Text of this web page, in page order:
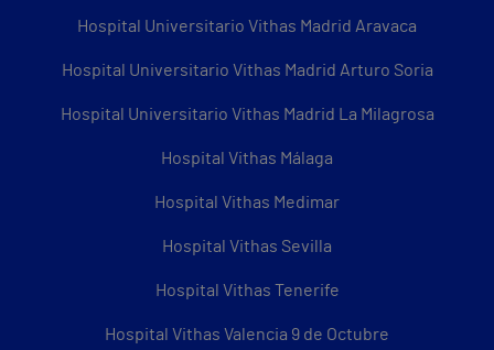
Hospital Universitario Vithas Madrid Aravaca
Hospital Universitario Vithas Madrid Arturo Soria
Hospital Universitario Vithas Madrid La Milagrosa
Hospital Vithas Málaga
Hospital Vithas Medimar
Hospital Vithas Sevilla
Hospital Vithas Tenerife
Hospital Vithas Valencia 9 de Octubre